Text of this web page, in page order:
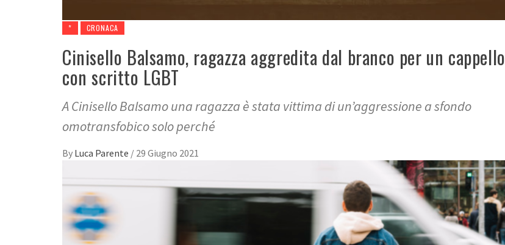
* CRONACA
Cinisello Balsamo, ragazza aggredita dal branco per un cappello
con scritto LGBT
A Cinisello Balsamo una ragazza è stata vittima di un’aggressione a sfondo
omotransfobico solo perché
By Luca Parente / 29 Giugno 2021